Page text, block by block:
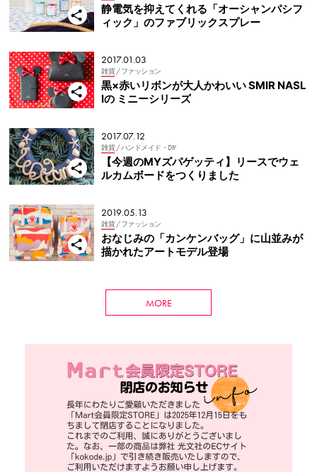
静電気を抑えてくれる「オーシャンパシフ
ィック」のファブリックスプレー
2017.01.03
雑貨 / ファッション
黒×赤いリボンが大人かわいい SMIR NASL
Iの ミニーシリーズ
2017.07.12
雑貨 / ハンドメイド・DIY
【今週のMYズパゲッティ】リースでウェ
ルカムボードをつくりました
2019.05.13
雑貨 / ファッション
おなじみの「カンケンバッグ」に山並みが
描かれたアートモデル登場
MORE